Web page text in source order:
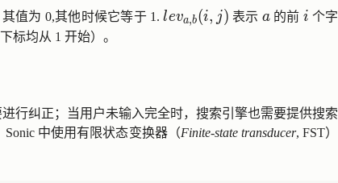
其值为 0,其他时候它等于 1.lev_{a,b}(i, j)
leva,b(i, j) 表示 a
a的前 i
i 个字
下标均从 1 开始）。
行纠正；当用户未输入完全时，搜索引擎也需要提供搜索
Sonic 中使用有限状态变换器（Finite-state transducer, FST）